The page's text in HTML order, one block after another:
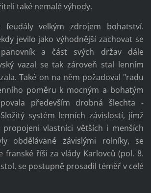
také nemalé výhody.
velkým zdrojem bohatství.
jevilo jako výhodnější zachovat se
a část svých držav dále
vazal se tak zároveň stal lenním
Také on na něm požadoval "radu
poměru k mocným a bohatým
především drobná šlechta -
systém lenních závislostí, jímž
vlastníci větších i menších
obdělávané závislými rolníky, se
franské říši za vlády Karlovců (pol. 8.
stol. se postupně prosadil téměř v celé